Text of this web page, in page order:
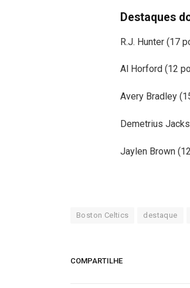
Destaques
R.J. Hunter (17
Al Horford (12
Avery Bradley
Demetrius
Jaylen Brown
Boston Celtics destaque
COMPARTILHE